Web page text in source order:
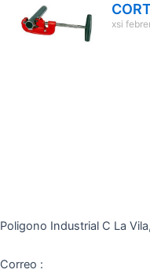
xsi
Poligono Industrial C La
Correo :